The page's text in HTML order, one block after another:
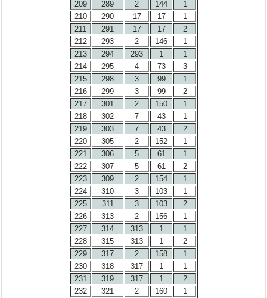
209
289 2 144
1
210
290 17 17
1
211
291 17 17
2
212
293 2 146
1
213
294 293 1
1
214
295 4 73
3
215
298 3 99
1
216
299 3 99
2
217
301 2 150
1
218
302 7 43
1
219
303 7 43
2
220
305 2 152
1
221
306 5 61
1
222
307 5 61
2
223
309 2 154
1
224
310 3 103
1
225
311 3 103
2
226
313 2 156
1
227
314 313 1
1
228
315 313 1
2
229
317 2 158
1
230
318 317 1
1
231
319 317 1
2
232
321 2 160
1